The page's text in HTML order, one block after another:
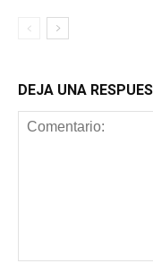
DEJA UNA